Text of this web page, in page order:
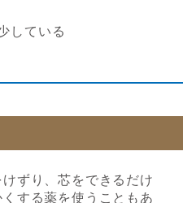
している
ずり、芯をできるだけ
する薬を使うこともあ